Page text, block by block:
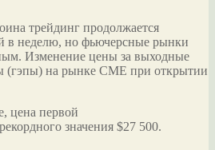
трейдинг продолжается
в неделю, но фьючерсные рынки
Изменение цены за выходные
(гэпы) на рынке CME при открытии
цена первой
значения $27 500.